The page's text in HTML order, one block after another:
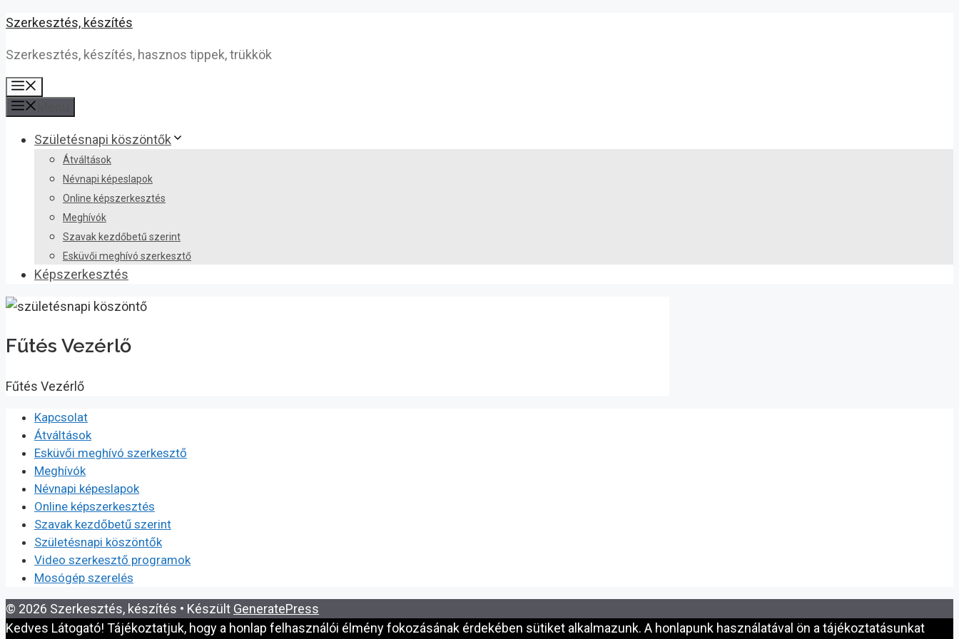
Kilépés
tartalomba
Szerkesztés, készítés
Szerkesztés, készítés, hasznos tippek, trükkök
Születésnapi köszöntők
Átváltások
Névnapi képeslapok
Online képszerkesztés
Meghívók
Szavak kezdőbetű szerint
Esküvői meghívó szerkesztő
Képszerkesztés
Fűtés Vezérlő
Fűtés Vezérlő
Kapcsolat
Átváltások
Esküvői meghívó szerkesztő
Meghívók
Névnapi képeslapok
Online képszerkesztés
Szavak kezdőbetű szerint
Születésnapi köszöntők
Video szerkesztő programok
Mosógép szerelés
© 2026 Szerkesztés, készítés • Készült GeneratePress
Kedves Látogató! Tájékoztatjuk, hogy a honlap felhasználói élmény fokozásának érdekében sütiket alkalmazunk. A honlapunk használatával ön a tájékoztatásunkat